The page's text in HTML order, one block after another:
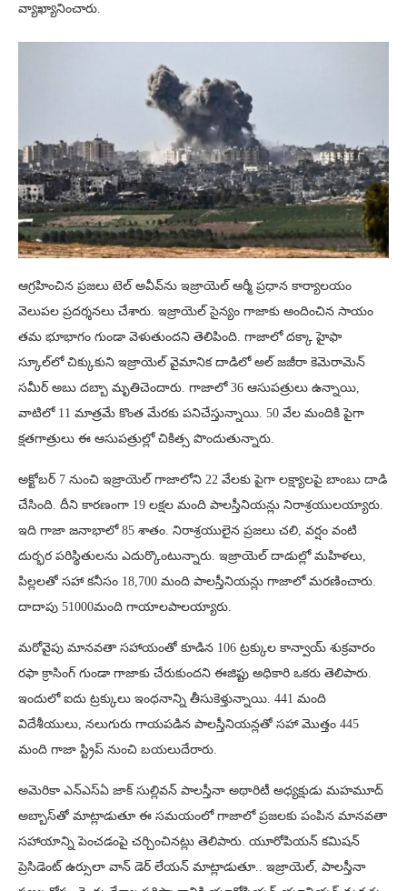
వ్యాఖ్యానించారు.
ఆగ్రహించిన ప్రజలు టెల్ అవీవ్‌ను ఇజ్రాయెల్ ఆర్మీ ప్రధాన కార్యాలయం
వెలుపల ప్రదర్శనలు చేశారు. ఇజ్రాయెల్ సైన్యం గాజాకు అందించిన సాయం
తమ భూభాగం గుండా వెళుతుందని తెలిపింది. గాజాలో దక్కా హైఫా
స్కూల్‌లో చిక్కుకుని ఇజ్రాయెల్ వైమానిక దాడిలో అల్ జజీరా కెమెరామెన్
సమీర్ అబు దబ్బా మృతిచెందారు. గాజాలో 36 ఆసుపత్రులు ఉన్నాయి,
వాటిలో 11 మాత్రమే కొంత మేరకు పనిచేస్తున్నాయి. 50 వేల మందికి పైగా
క్షతగాత్రులు ఈ ఆసుపత్రుల్లో చికిత్స పొందుతున్నారు.
అక్టోబర్ 7 నుంచి ఇజ్రాయెల్ గాజాలోని 22 వేలకు పైగా లక్ష్యాలపై బాంబు దాడి
చేసింది. దీని కారణంగా 19 లక్షల మంది పాలస్తీనియన్లు నిరాశ్రయులయ్యారు.
ఇది గాజా జనాభాలో 85 శాతం. నిరాశ్రయులైన ప్రజలు చలి, వర్షం వంటి
దుర్భర పరిస్థితులను ఎదుర్కొంటున్నారు. ఇజ్రాయెల్ దాడుల్లో మహిళలు,
పిల్లలతో సహా కనీసం 18,700 మంది పాలస్తీనియన్లు గాజాలో మరణించారు.
దాదాపు 51000మంది గాయాలపాలయ్యారు.
మరోవైపు మానవతా సహాయంతో కూడిన 106 ట్రక్కుల కాన్వాయ్ శుక్రవారం
రఫా క్రాసింగ్ గుండా గాజాకు చేరుకుందని ఈజిప్టు అధికారి ఒకరు తెలిపారు.
ఇందులో ఐదు ట్రక్కులు ఇంధనాన్ని తీసుకెళ్తున్నాయి. 441 మంది
విదేశీయులు, నలుగురు గాయపడిన పాలస్తీనియన్లతో సహా మొత్తం 445
మంది గాజా స్ట్రిప్ నుంచి బయలుదేరారు.
అమెరికా ఎన్ఎస్ఏ జాక్ సుల్లివన్ పాలస్తీనా అథారిటీ అధ్యక్షుడు మహమూద్
అబ్బాస్‌తో మాట్లాడుతూ ఈ సమయంలో గాజాలో ప్రజలకు పంపిన మానవతా
సహాయాన్ని పెంచడంపై చర్చించినట్లు తెలిపారు. యూరోపియన్ కమిషన్
ప్రెసిడెంట్ ఉర్సులా వాన్ డెర్ లేయన్ మాట్లాడుతూ.. ఇజ్రాయెల్, పాలస్తీనా